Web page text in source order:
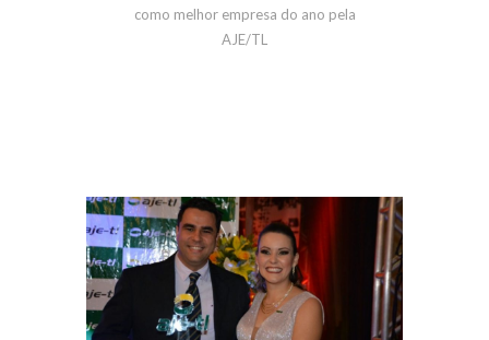
como melhor empresa do ano pela
AJE/TL